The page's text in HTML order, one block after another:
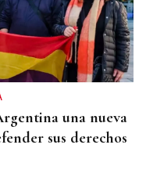
una nueva
sus derechos